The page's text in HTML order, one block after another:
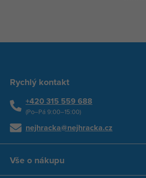
Rychlý kontakt
+420 315 559 688
(Po–Pá 9:00–15:00)
nejhracka@nejhracka.cz
Vše o nákupu